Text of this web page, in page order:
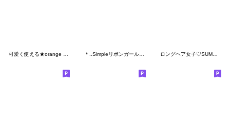
可愛く使える★orange pink★ ＊..Simpleリボンガール..＊ ロングヘア女子♡SUMMER STYLE♪